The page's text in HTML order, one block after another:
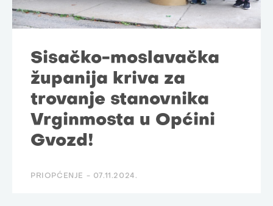
Sisačko-moslavačka
županija kriva za
trovanje stanovnika
Vrginmosta u Općini
Gvozd!
PRIOPĆENJE - 07.11.2024.